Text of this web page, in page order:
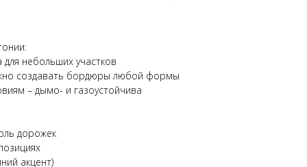
небольших участков
создавать бордюры любой формы
– дымо- и газоустойчива
дорожек
акцент)